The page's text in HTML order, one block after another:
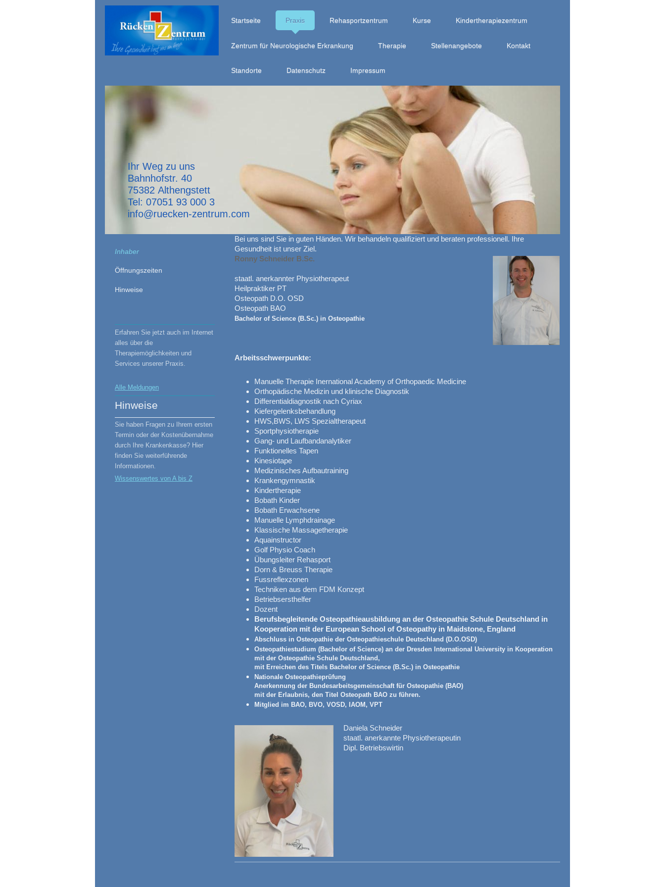
Startseite Praxis Rehasportzentrum Kurse Kindertherapiezentrum
Zentrum für Neurologische Erkrankung Therapie Stellenangebote Kontakt
Standorte Datenschutz Impressum
Ihr Weg zu uns
Bahnhofstr. 40
75382 Althengstett
Tel: 07051 93 000 3
info@ruecken-zentrum.com
Bei uns sind Sie in guten Händen. Wir behandeln qualifiziert und beraten professionell. Ihre
Gesundheit ist unser Ziel.
Ronny Schneider B.Sc.
staatl. anerkannter Physiotherapeut
Heilpraktiker PT
Osteopath D.O. OSD
Osteopath BAO
Bachelor of Science (B.Sc.) in Osteopathie
Arbeitsschwerpunkte:
Manuelle Therapie Inernational Academy of Orthopaedic Medicine
Orthopädische Medizin und klinische Diagnostik
Differentialdiagnostik nach Cyriax
Kiefergelenksbehandlung
HWS,BWS, LWS Spezialtherapeut
Sportphysiotherapie
Gang- und Laufbandanalytiker
Funktionelles Tapen
Kinesiotape
Medizinisches Aufbautraining
Krankengymnastik
Kindertherapie
Bobath Kinder
Bobath Erwachsene
Manuelle Lymphdrainage
Klassische Massagetherapie
Aquainstructor
Golf Physio Coach
Übungsleiter Rehasport
Dorn & Breuss Therapie
Fussreflexzonen
Techniken aus dem FDM Konzept
Betriebsersthelfer
Dozent
Berufsbegleitende Osteopathieausbildung an der Osteopathie Schule Deutschland in
Kooperation mit der European School of Osteopathy in Maidstone, England
Abschluss in Osteopathie der Osteopathieschule Deutschland (D.O.OSD)
Osteopathiestudium (Bachelor of Science) an der Dresden International University in Kooperation
mit der Osteopathie Schule Deutschland,
mit Erreichen des Titels Bachelor of Science (B.Sc.) in Osteopathie
Nationale Osteopathieprüfung
Anerkennung der Bundesarbeitsgemeinschaft für Osteopathie (BAO)
mit der Erlaubnis, den Titel Osteopath BAO zu führen.
Mitglied im BAO, BVO, VOSD, IAOM, VPT
Daniela Schneider
staatl. anerkannte Physiotherapeutin
Dipl. Betriebswirtin
Inhaber
Öffnungszeiten
Hinweise
Erfahren Sie jetzt auch im Internet
alles über die
Therapiemöglichkeiten und
Services unserer Praxis.
Alle Meldungen
Hinweise
Sie haben Fragen zu Ihrem ersten
Termin oder der Kostenübernahme
durch Ihre Krankenkasse? Hier
finden Sie weiterführende
Informationen.
Wissenswertes von A bis Z